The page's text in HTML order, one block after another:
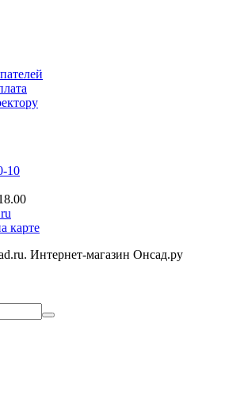
10
карте
Интернет-магазин Онсад.ру